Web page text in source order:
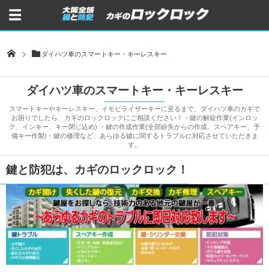
ダイハツ車のスマートキー・キーレスキー
ダイハツ車のスマートキー・キーレスキー
スマートキーやキーレスキー、イモビライザーキーに至るまで、ダイハツ車のカギで
お困りでしたら、カギのロックロックにご相談ください！・鍵の解錠作業(インロッ
ク、インキー、キー閉じ込め) ・鍵の作成作業(全部紛失からの作成、スペアキー、予
備キー作製)・鍵の修理など、あらゆる鍵に関するトラブルに対応させていただきま
す。
鍵と防犯は、カギのロックロック！